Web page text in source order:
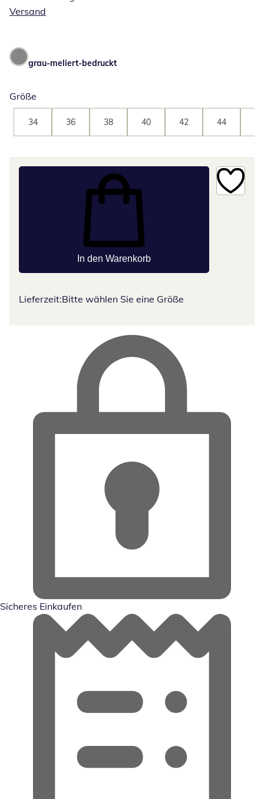
Versand
grau-meliert-bedruckt
Größe
34 36 38 40 42 44
In den Warenkorb
Lieferzeit:Bitte wählen Sie eine Größe
Sicheres Einkaufen